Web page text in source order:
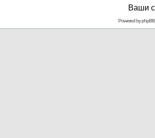
Ваши
Powered byphpBB